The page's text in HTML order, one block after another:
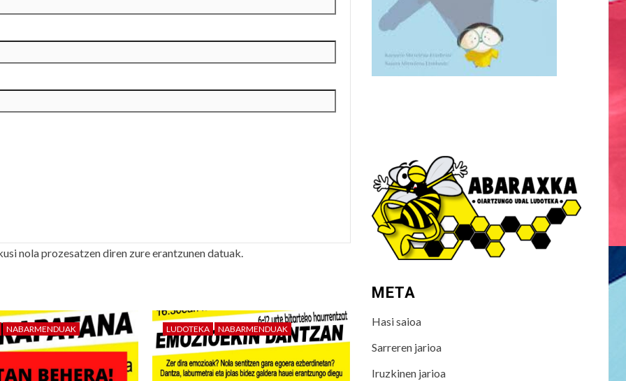
nola prozesatzen diren zure erantzunen datuak.
NABARMENDUAK LUDOTEKA NABARMENDUAK
META
Hasi saioa
Sarreren jarioa
Iruzkinen jarioa